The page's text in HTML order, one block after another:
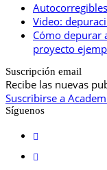
Video:
Cómo depurar
proyecto
Suscripción email
Recibe las nuevas
Suscribirse a
Síguenos